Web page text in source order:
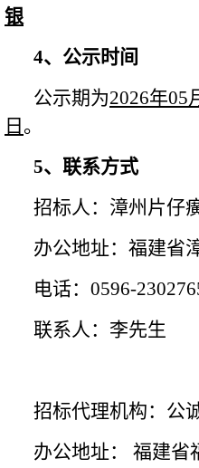
银
4、 公示时间
公示期为2026年05
日 。
5、联系方式
招标人：漳州片仔
办公地址：福建省
电话： 0596-
联系人：李先生
招标代理机构： 公
办公地址：
福建省